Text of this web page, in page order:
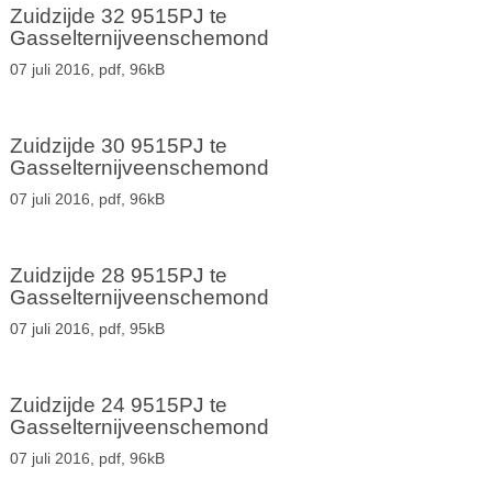
Zuidzijde 32 9515PJ te
Gasselternijveenschemond
07 juli 2016, pdf, 96kB
Zuidzijde 30 9515PJ te
Gasselternijveenschemond
07 juli 2016, pdf, 96kB
Zuidzijde 28 9515PJ te
Gasselternijveenschemond
07 juli 2016, pdf, 95kB
Zuidzijde 24 9515PJ te
Gasselternijveenschemond
07 juli 2016, pdf, 96kB